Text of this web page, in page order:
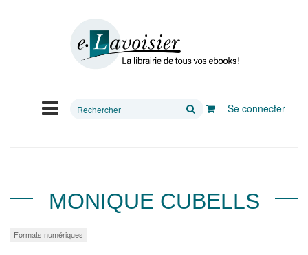
Rechercher
Se connecter
MONIQUE CUBELLS
Formats numériques